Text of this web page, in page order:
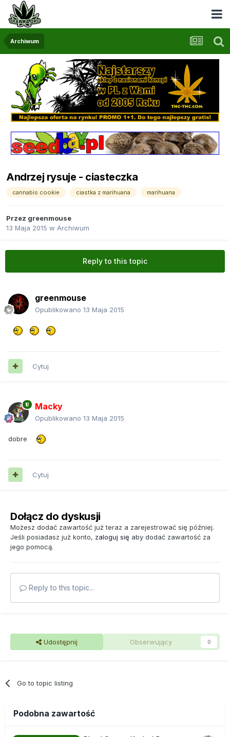
Archiwum
Andrzej rysuje - ciasteczka
cannabis cookie ciastka z marihuana marihuana
Przez greenmouse
13 Maja 2015 w Archiwum
Reply to this topic
greenmouse
Opublikowano 13 Maja 2015
Cytuj
Macky
Opublikowano 13 Maja 2015
dobre
Cytuj
Dołącz do dyskusji
Możesz dodać zawartość już teraz a zarejestrować się później.
Jeśli posiadasz już konto, zaloguj się aby dodać zawartość za
jego pomocą.
Reply to this topic...
Udostępnij Obserwujący 0
Go to topic listing
Podobna zawartość